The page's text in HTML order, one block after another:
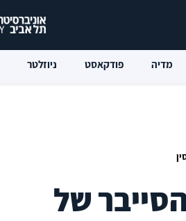
מדיה פודקאסט ניוזלטר
של